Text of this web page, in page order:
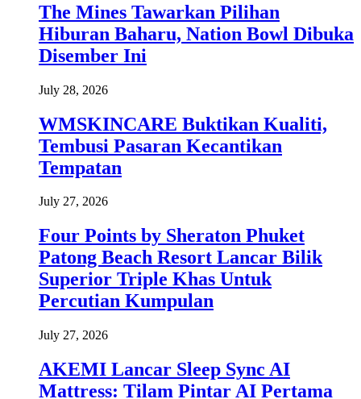
The Mines Tawarkan Pilihan
Hiburan Baharu, Nation Bowl Dibuka
Disember Ini
July 28, 2026
WMSKINCARE Buktikan Kualiti,
Tembusi Pasaran Kecantikan
Tempatan
July 27, 2026
Four Points by Sheraton Phuket
Patong Beach Resort Lancar Bilik
Superior Triple Khas Untuk
Percutian Kumpulan
July 27, 2026
AKEMI Lancar Sleep Sync AI
Mattress: Tilam Pintar AI Pertama